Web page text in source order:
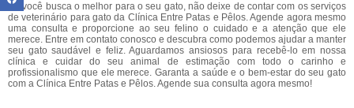
Se você busca o melhor para o seu gato, não deixe de contar com os serviços
de veterinário para gato da Clínica Entre Patas e Pêlos. Agende agora mesmo
uma consulta e proporcione ao seu felino o cuidado e a atenção que ele
merece. Entre em contato conosco e descubra como podemos ajudar a manter
seu gato saudável e feliz. Aguardamos ansiosos para recebê-lo em nossa
clínica e cuidar do seu animal de estimação com todo o carinho e
profissionalismo que ele merece. Garanta a saúde e o bem-estar do seu gato
com a Clínica Entre Patas e Pêlos. Agende sua consulta agora mesmo!